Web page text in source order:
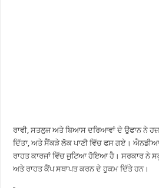
ਰਾਵੀ, ਸਤਲੁਜ ਅਤੇ ਬਿਆਸ ਦਰਿਆਵਾਂ ਦੇ ਉਫਾਨ ਨੇ
ਦਿੱਤਾ, ਅਤੇ ਸੈਂਕੜੇ ਲੋਕ ਪਾਣੀ ਵਿੱਚ ਫਸ ਗਏ।
ਰਾਹਤ ਕਾਰਜਾਂ ਵਿੱਚ ਜੁਟਿਆ ਹੋਇਆ ਹੈ। ਸਰਕਾਰ ਨੇ
ਅਤੇ ਰਾਹਤ ਕੈਂਪ ਸਥਾਪਤ ਕਰਨ ਦੇ ਹੁਕਮ ਦਿੱਤੇ ਹਨ।